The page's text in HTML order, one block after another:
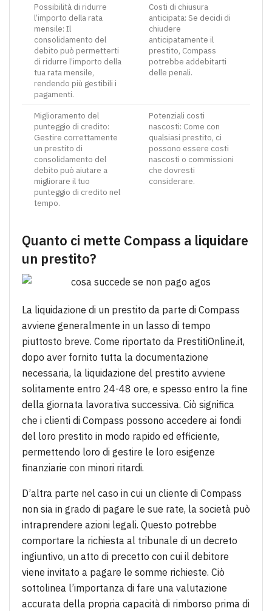
Possibilità di ridurre
l’importo della rata
mensile: Il
consolidamento del
debito può permetterti
di ridurre l’importo della
tua rata mensile,
rendendo più gestibili i
pagamenti.
Costi di chiusura
anticipata: Se decidi di
chiudere
anticipatamente il
prestito, Compass
potrebbe addebitarti
delle penali.
Miglioramento del
punteggio di credito:
Gestire correttamente
un prestito di
consolidamento del
debito può aiutare a
migliorare il tuo
punteggio di credito nel
tempo.
Potenziali costi
nascosti: Come con
qualsiasi prestito, ci
possono essere costi
nascosti o commissioni
che dovresti
considerare.
Quanto ci mette Compass a liquidare
un prestito?
La liquidazione di un prestito da parte di Compass
avviene generalmente in un lasso di tempo
piuttosto breve. Come riportato da PrestitiOnline.it,
dopo aver fornito tutta la documentazione
necessaria, la liquidazione del prestito avviene
solitamente entro 24-48 ore, e spesso entro la fine
della giornata lavorativa successiva. Ciò significa
che i clienti di Compass possono accedere ai fondi
del loro prestito in modo rapido ed efficiente,
permettendo loro di gestire le loro esigenze
finanziarie con minori ritardi.
D’altra parte nel caso in cui un cliente di Compass
non sia in grado di pagare le sue rate, la società può
intraprendere azioni legali. Questo potrebbe
comportare la richiesta al tribunale di un decreto
ingiuntivo, un atto di precetto con cui il debitore
viene invitato a pagare le somme richieste. Ciò
sottolinea l’importanza di fare una valutazione
accurata della propria capacità di rimborso prima di